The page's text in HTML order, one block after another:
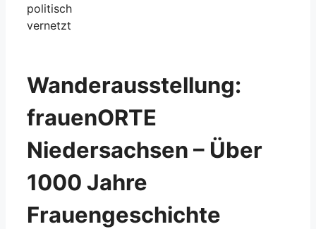
politisch
vernetzt
Wanderausstellung:
frauenORTE
Niedersachsen – Über
1000 Jahre
Frauengeschichte